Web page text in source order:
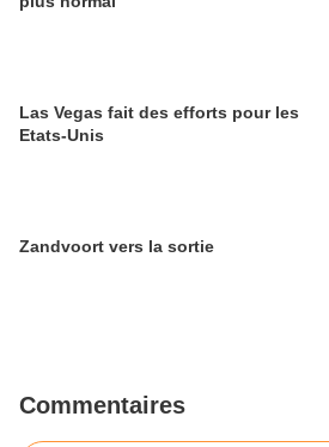
Las Vegas fait des efforts pour les
Etats-Unis
Zandvoort vers la sortie
Commentaires